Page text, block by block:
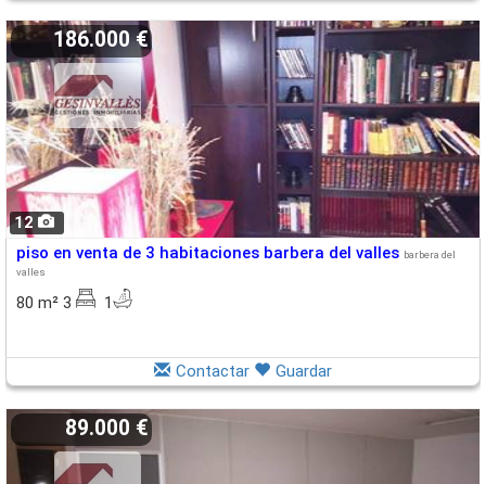
12
186.000 €
piso en venta de 3 habitaciones barbera del valles barbera del
valles
80 m² 3 1
Contactar Guardar
89.000 €